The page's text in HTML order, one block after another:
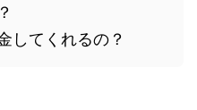
してくれるの？